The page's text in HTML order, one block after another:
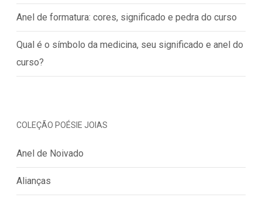
Anel de formatura: cores, significado e pedra do curso
Qual é o símbolo da medicina, seu significado e anel do
curso?
COLEÇÃO POÉSIE JOIAS
Anel de Noivado
Alianças